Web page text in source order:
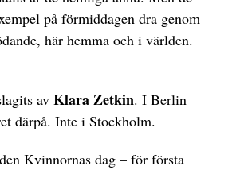
på förmiddagen dra genom
här hemma och i världen.
av Klara Zetkin. I Berlin
därpå. Inte i Stockholm.
Kvinnornas dag – för första